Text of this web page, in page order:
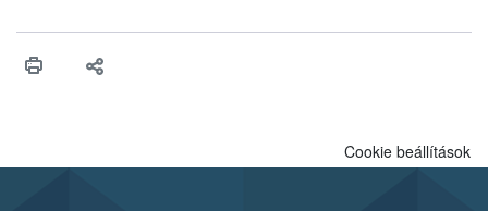
vonni az ebek viselkedésének megítélésében jártas szakértőt.
Cookie beállítások